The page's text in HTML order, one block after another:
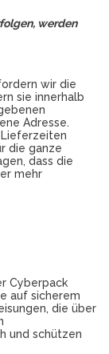
werden
wir die
sie innerhalb
Adresse.
die ganze
dass die
mehr
Cyberpack
auf sicherem
die über
und schützen